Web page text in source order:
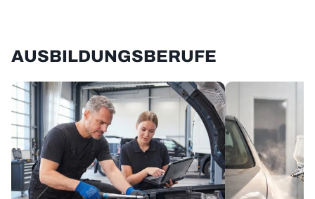
AUSBILDUNGSBERUFE